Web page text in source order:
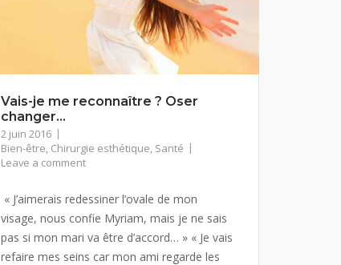
Vais-je me reconnaître ? Oser
changer…
2 juin 2016
Bien-être, Chirurgie esthétique, Santé
Leave a comment
« J’aimerais redessiner l’ovale de mon
visage, nous confie Myriam, mais je ne sais
pas si mon mari va être d’accord… » « Je vais
refaire mes seins car mon ami regarde les